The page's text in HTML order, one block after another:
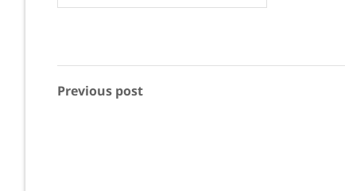
Previous post